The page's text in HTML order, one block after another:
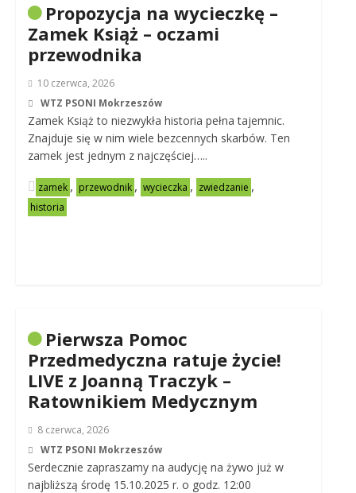
Propozycja na wycieczkę –
Zamek Książ – oczami
przewodnika
10 czerwca, 2026
WTZ PSONI Mokrzeszów
Zamek Książ to niezwykła historia pełna tajemnic.
Znajduje się w nim wiele bezcennych skarbów. Ten
zamek jest jednym z najczęściej…..
zamek , przewodnik , wycieczka , zwiedzanie ,
historia
Pierwsza Pomoc
Przedmedyczna ratuje życie!
LIVE z Joanną Traczyk –
Ratownikiem Medycznym
8 czerwca, 2026
WTZ PSONI Mokrzeszów
Serdecznie zapraszamy na audycję na żywo już w
najbliższą środę 15.10.2025 r. o godz. 12:00